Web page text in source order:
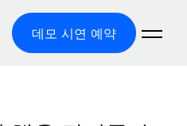
데모 시연 예약